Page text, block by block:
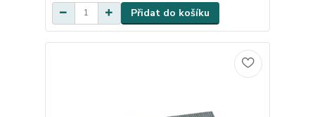
Přidat do košíku